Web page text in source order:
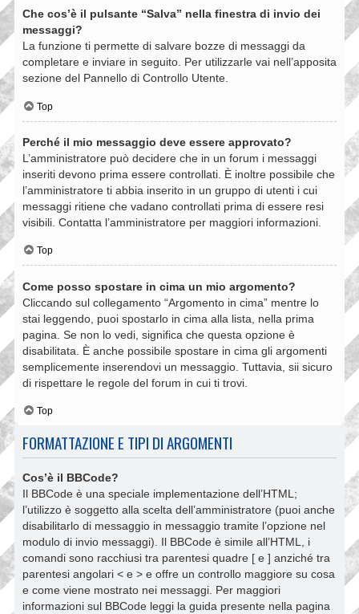
Che cos’è il pulsante “Salva” nella finestra di invio dei
messaggi?
La funzione ti permette di salvare bozze di messaggi da
completare e inviare in seguito. Per utilizzarle vai nell’apposita
sezione del Pannello di Controllo Utente.
Top
Perché il mio messaggio deve essere approvato?
L’amministratore può decidere che in un forum i messaggi
inseriti devono prima essere controllati. È inoltre possibile che
l’amministratore ti abbia inserito in un gruppo di utenti i cui
messaggi ritiene che vadano controllati prima di essere resi
visibili. Contatta l’amministratore per maggiori informazioni.
Top
Come posso spostare in cima un mio argomento?
Cliccando sul collegamento “Argomento in cima” mentre lo
stai leggendo, puoi spostarlo in cima alla lista, nella prima
pagina. Se non lo vedi, significa che questa opzione è
disabilitata. È anche possibile spostare in cima gli argomenti
semplicemente inserendovi un messaggio. Tuttavia, sii sicuro
di rispettare le regole del forum in cui ti trovi.
Top
FORMATTAZIONE E TIPI DI ARGOMENTI
Cos’è il BBCode?
Il BBCode è una speciale implementazione dell’HTML;
l’utilizzo è soggetto alla scelta dell’amministratore (puoi anche
disabilitarlo di messaggio in messaggio tramite l’opzione nel
modulo di invio messaggi). Il BBCode è simile all’HTML, i
comandi sono racchiusi tra parentesi quadre [ e ] anziché tra
parentesi angolari < e > e offre un controllo maggiore su cosa
e come viene mostrato nei messaggi. Per maggiori
informazioni sul BBCode leggi la guida presente nella pagina